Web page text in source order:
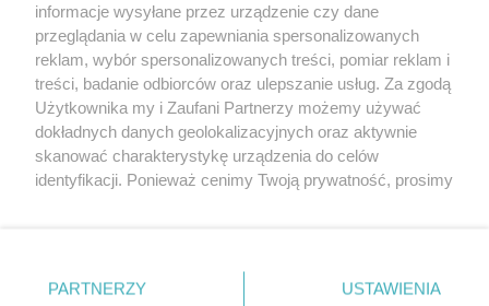
Zapamiętać?
Zaloguj
Zapomniałem hasła
Copyright © 2022 Kurier Szczeciński sp. z o.o.
informacje wysyłane przez urządzenie czy dane
przeglądania w celu zapewniania spersonalizowanych
reklam, wybór spersonalizowanych treści, pomiar reklam i
treści, badanie odbiorców oraz ulepszanie usług. Za zgodą
Użytkownika my i Zaufani Partnerzy możemy używać
dokładnych danych geolokalizacyjnych oraz aktywnie
skanować charakterystykę urządzenia do celów
identyfikacji. Ponieważ cenimy Twoją prywatność, prosimy
prywatności znajdujący się w lewym dolnym rogu strony
. Niektóre rodzaje przetwarzania danych nie wymagają
PARTNERZY USTAWIENIA